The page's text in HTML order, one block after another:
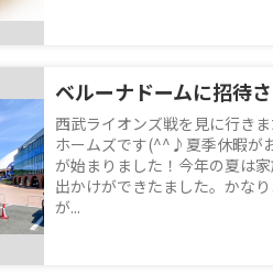
ベルーナドームに招待
西武ライオンズ戦を見に行き
ホームズです(^^♪夏季休暇が
が始まりました！今年の夏は
出かけができたました。かな
が...